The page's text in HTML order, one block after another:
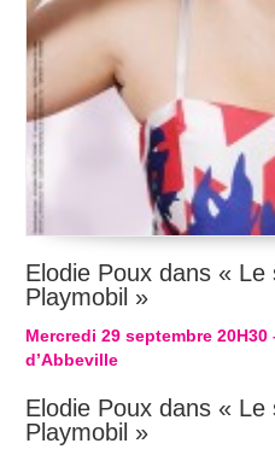
Elodie Poux dans « Le
Playmobil »
Mercredi 29 septembre
d’Abbeville
Elodie Poux dans « Le
Playmobil »